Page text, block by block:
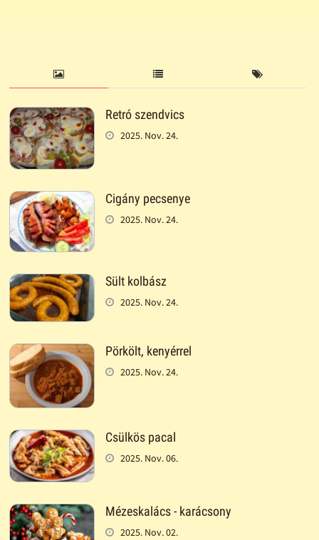
Retró szendvics
2025. Nov. 24.
Cigány pecsenye
2025. Nov. 24.
Sült kolbász
2025. Nov. 24.
Pörkölt, kenyérrel
2025. Nov. 24.
Csülkös pacal
2025. Nov. 06.
Mézeskalács - karácsony
2025. Nov. 02.